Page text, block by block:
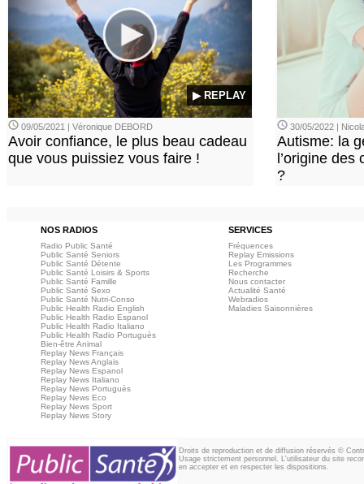
▶ REPLAY
09/05/2021 | Véronique DEBORD
Avoir confiance, le plus beau cadeau
que vous puissiez vous faire !
30/05/2022 |
Autisme: la
l’origine
?
NOS RADIOS SERVICES
Radio Public Santé
Public Santé Seniors
Public Santé Détente
Public Santé Loisirs & Sports
Public Santé Famille
Public Santé Sexo
Public Santé Nutri-Conso
Public Health Radio English
Public Health Radio Espanol
Public Health Radio Italiano
Public Health Radio Portuguès
Bien-être Animal
Replay News Français
Replay News Anglais
Replay News Espanol
Replay News Italiano
Replay News Portuguès
Replay News Eco
Replay News Sport
Replay News Story
Fréquences
Replay Emissions
Les Programmes
Recherche
Nous contacter
Actualité Santé
Webradios
Maladies Saisonnières
Droits de reproduction et de diffusion réservés ©
Usage strictement personnel. L'utilisateur du site
en accepter et en respecter les dispositions.